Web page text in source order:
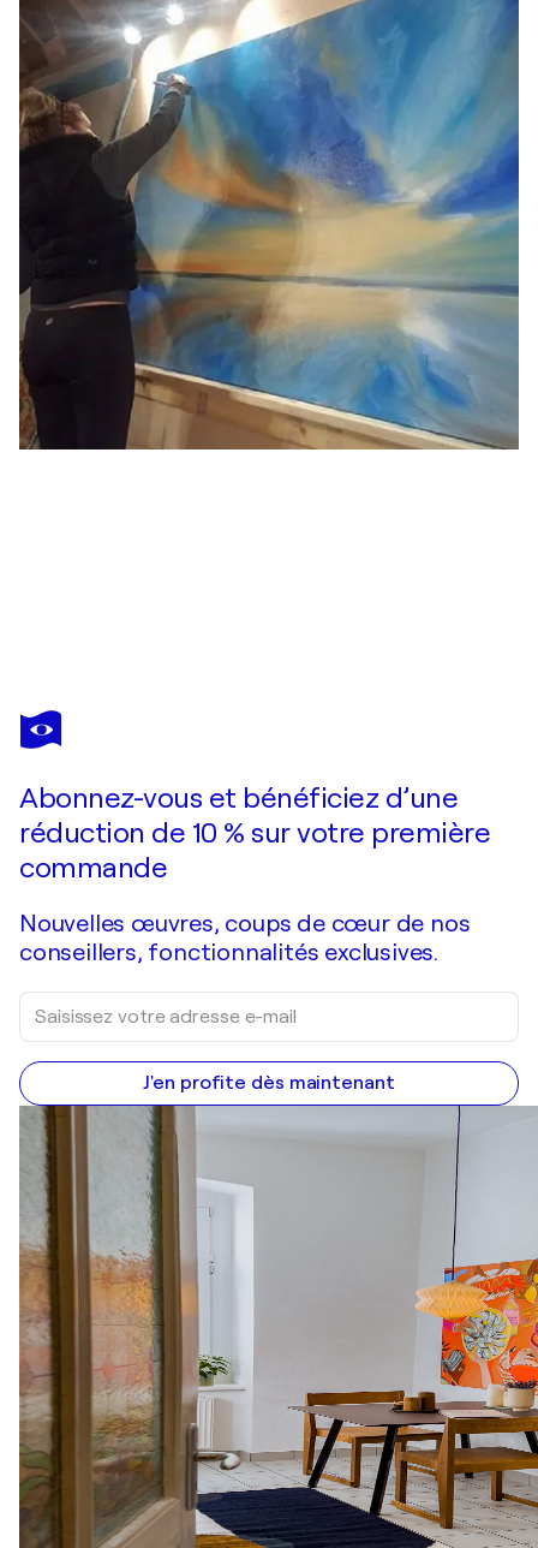
JOANNE
PARENT
Je passe commande
Abonnez-vous et bénéficiez d’une
réduction de 10 % sur votre première
commande
Nouvelles œuvres, coups de cœur de nos
conseillers, fonctionnalités exclusives.
J'en profite dès maintenant